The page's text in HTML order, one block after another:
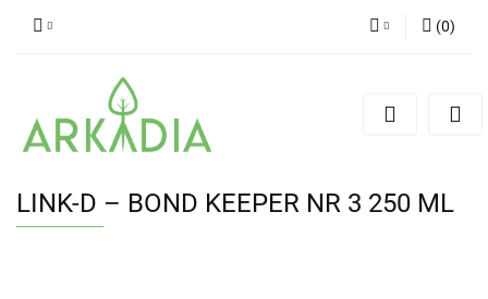
(0)
LINK-D – BOND KEEPER NR 3 250 ML